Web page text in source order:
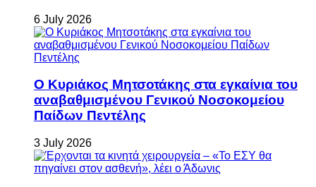
6 July 2026
Ο Κυριάκος Μητσοτάκης στα εγκαίνια του
αναβαθμισμένου Γενικού Νοσοκομείου
Παίδων Πεντέλης
3 July 2026